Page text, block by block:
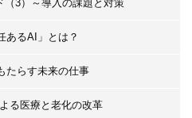
3）～導入の課題と対策
るAI」とは？
らす未来の仕事
る医療と老化の改革